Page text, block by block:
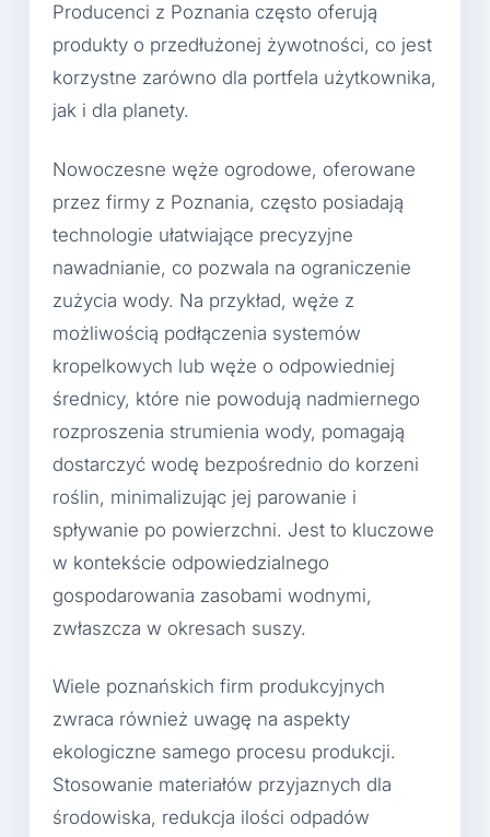
Producenci z Poznania często oferują
produkty o przedłużonej żywotności, co jest
korzystne zarówno dla portfela użytkownika,
jak i dla planety.
Nowoczesne węże ogrodowe, oferowane
przez firmy z Poznania, często posiadają
technologie ułatwiające precyzyjne
nawadnianie, co pozwala na ograniczenie
zużycia wody. Na przykład, węże z
możliwością podłączenia systemów
kropelkowych lub węże o odpowiedniej
średnicy, które nie powodują nadmiernego
rozproszenia strumienia wody, pomagają
dostarczyć wodę bezpośrednio do korzeni
roślin, minimalizując jej parowanie i
spływanie po powierzchni. Jest to kluczowe
w kontekście odpowiedzialnego
gospodarowania zasobami wodnymi,
zwłaszcza w okresach suszy.
Wiele poznańskich firm produkcyjnych
zwraca również uwagę na aspekty
ekologiczne samego procesu produkcji.
Stosowanie materiałów przyjaznych dla
środowiska, redukcja ilości odpadów